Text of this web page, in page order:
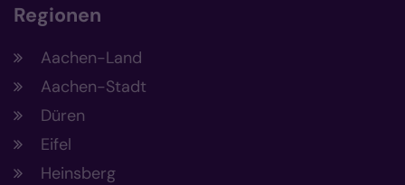
Regionen
Aachen-Land
Aachen-Stadt
Düren
Eifel
Heinsberg